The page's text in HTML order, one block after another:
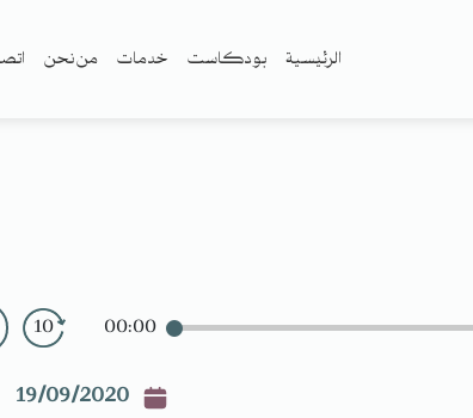
الرئيسية بودكاست خدمات من نحن
10 00:00
19/09/2020